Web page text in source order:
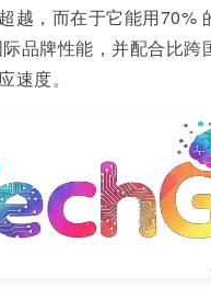
越，而在于它能用70%
品牌性能，并配合比跨
速度。